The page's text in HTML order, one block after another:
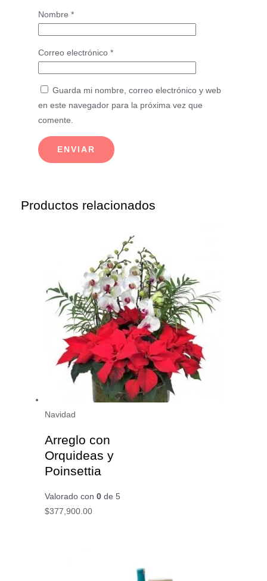
Nombre *
Correo electrónico *
Guarda mi nombre, correo electrónico y web
en este navegador para la próxima vez que
comente.
Productos relacionados
Navidad
Arreglo con
Orquideas y
Poinsettia
Valorado con 0de 5
$377,900.00